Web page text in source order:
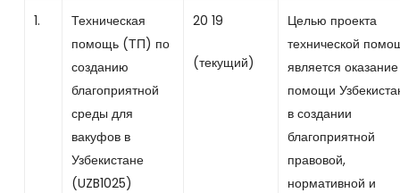
1.
Техническая
помощь (ТП) по
созданию
благоприятной
среды для
вакуфов в
Узбекистане
(UZB1025)
20 19
(текущий)
Целью проекта
технической
является оказание
помощи
в создании
благоприятной
правовой,
нормативной и